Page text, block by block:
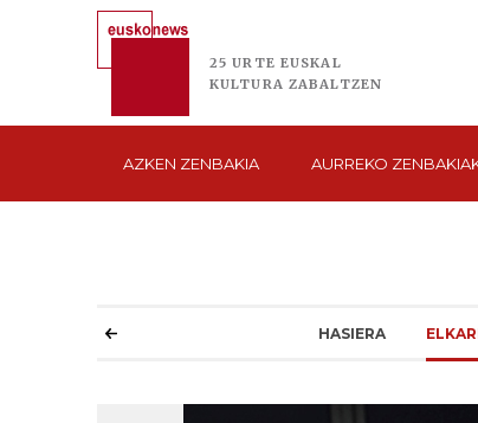
25 URTE EUSKAL
KULTURA ZABALTZEN
AZKEN ZENBAKIA AURREKO
HASIERA